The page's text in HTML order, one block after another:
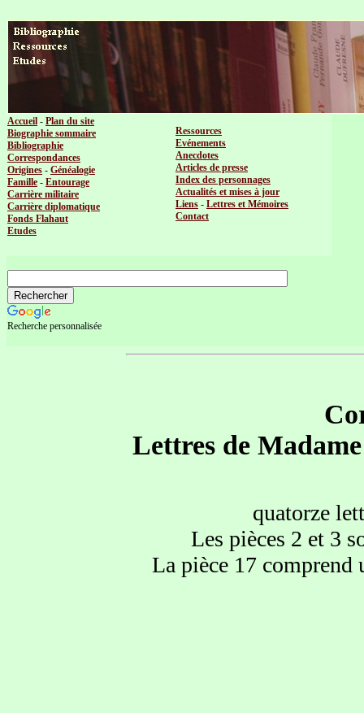
Accueil - Plan du site
Biographie sommaire
Bibliographie
Correspondances
Origines - Généalogie
Famille - Entourage
Carrière militaire
Carrière diplomatique
Fonds Flahaut
Etudes
Ressources
Evénements
Anecdotes
Articles de presse
Index des personnages
Actualités et mises à jour
Liens - Lettres et Mémoires
Contact
Recherche personnalisée
Lettres de
quatorze
Les pièces 2 et 3
La pièce 17 comprend